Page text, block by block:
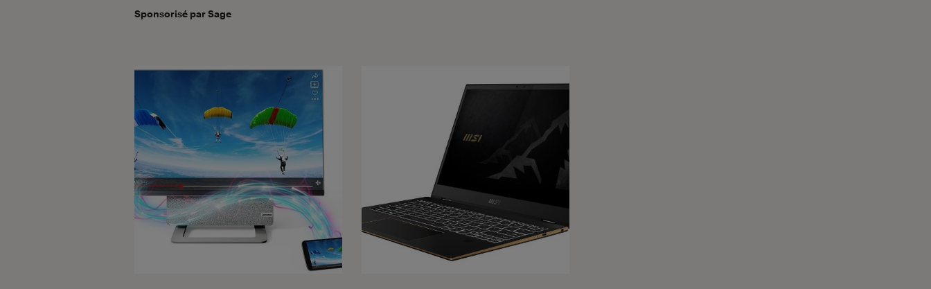
Sponsorisé par Sage